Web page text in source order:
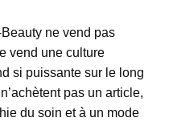
ne vend pas
vend une culture
si puissante sur le long
pas un article,
du soin et à un mode